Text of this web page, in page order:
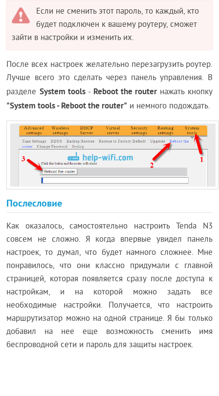
Если не сменить этот пароль, то каждый, кто
будет подключен к вашему роутеру, сможет
зайти в настройки и изменить их.
После всех настроек желательно перезагрузить роутер.
Лучше всего это сделать через панель управления. В
разделе System tools- Reboot the router нажать кнопку
"System tools - Reboot the router" и немного подождать.
Послесловие
Как оказалось, самостоятельно настроить Tenda N3
совсем не сложно. Я когда впервые увидел панель
настроек, то думал, что будет намного сложнее. Мне
понравилось, что они классно придумали с главной
страницей, которая появляется сразу после доступа к
настройкам, и на которой можно задать все
необходимые настройки. Получается, что настроить
маршрутизатор можно на одной странице. Я бы только
добавил на нее еще возможность сменить имя
беспроводной сети и пароль для защиты настроек.